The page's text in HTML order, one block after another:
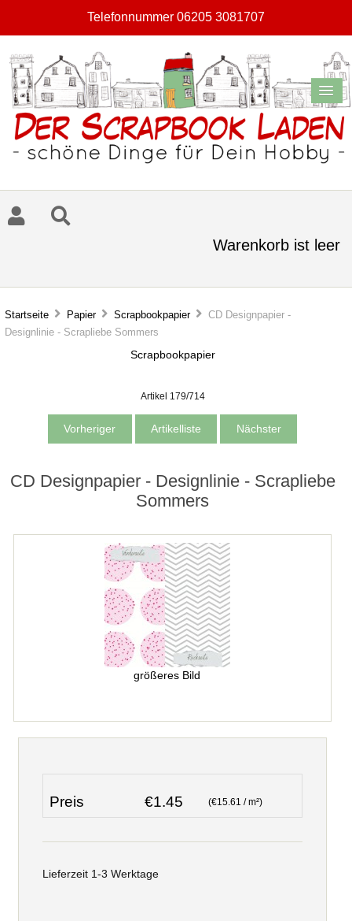
Telefonnummer 06205 3081707
Warenkorb ist leer
Startseite Papier Scrapbookpapier
CD Designpapier -
Designlinie - Scrapliebe Sommers
Scrapbookpapier
Artikel 179/714
Vorheriger Artikelliste Nächster
CD Designpapier - Designlinie - Scrapliebe
Sommers
größeres Bild
Preis €1.45 (€15.61 / m²)
Lieferzeit 1-3 Werktage